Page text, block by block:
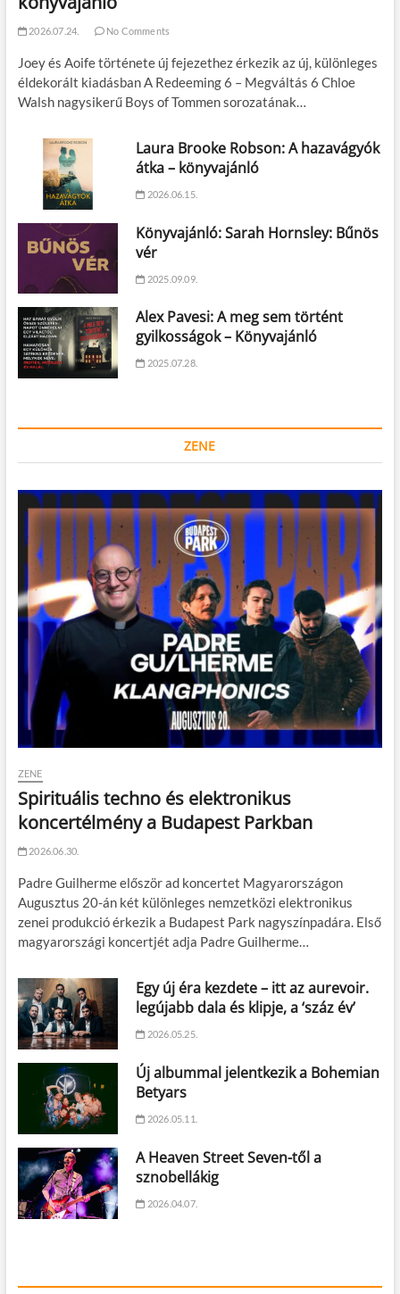
2026.07.24. No Comments
Joey és Aoife története új fejezethez érkezik az új, különleges
éldekorált kiadásban A Redeeming 6 – Megváltás 6 Chloe
Walsh nagysikerű Boys of Tommen sorozatának…
Laura Brooke Robson: A hazavágyók
átka – könyvajánló
2026.06.15.
Könyvajánló: Sarah Hornsley: Bűnös
vér
2025.09.09.
Alex Pavesi: A meg sem történt
gyilkosságok – Könyvajánló
2025.07.28.
ZENE
ZENE
Spirituális techno és elektronikus
koncertélmény a Budapest Parkban
2026.06.30.
Padre Guilherme először ad koncertet Magyarországon
Augusztus 20-án két különleges nemzetközi elektronikus
zenei produkció érkezik a Budapest Park nagyszínpadára. Első
magyarországi koncertjét adja Padre Guilherme…
Egy új éra kezdete – itt az aurevoir.
legújabb dala és klipje, a ‘száz év’
2026.05.25.
Új albummal jelentkezik a Bohemian
Betyars
2026.05.11.
A Heaven Street Seven-től a
sznobellákig
2026.04.07.